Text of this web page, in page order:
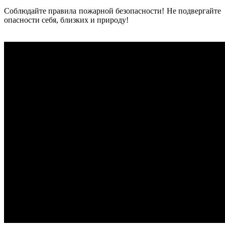
Соблюдайте правила пожарной безопасности! Не подвергайте
опасности себя, близких и природу!